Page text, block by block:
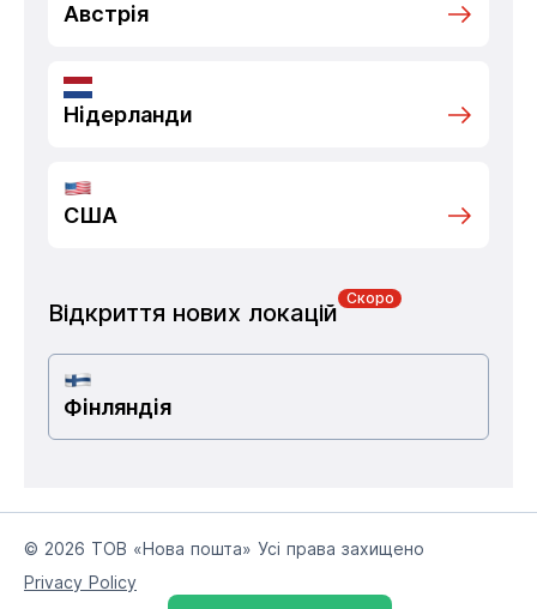
Австрія
Нідерланди
США
Відкриття нових локацій
Скоро
Фінляндія
© 2026 ТОВ «Нова пошта» Усі права захищено
Privacy Policy